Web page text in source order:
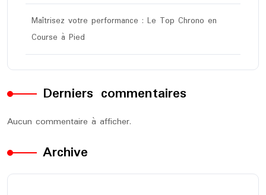
Maîtrisez votre performance : Le Top Chrono en
Course à Pied
Derniers commentaires
Aucun commentaire à afficher.
Archive